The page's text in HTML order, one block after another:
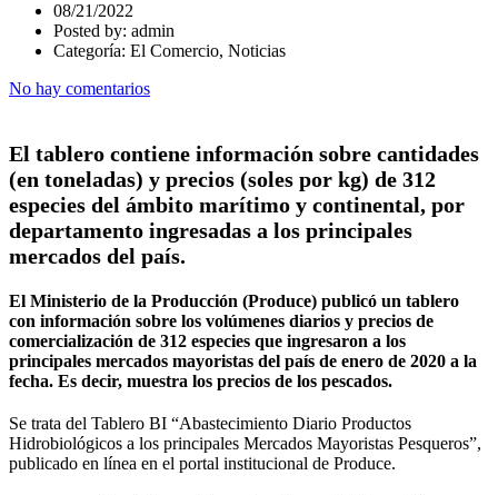
08/21/2022
Posted by: admin
Categoría: El Comercio, Noticias
No hay comentarios
El tablero contiene información sobre cantidades
(en toneladas) y precios (soles por kg) de 312
especies del ámbito marítimo y continental, por
departamento ingresadas a los principales
mercados del país.
El Ministerio de la Producción (Produce) publicó un tablero
con información sobre los volúmenes diarios y precios de
comercialización de 312 especies que ingresaron a los
principales mercados mayoristas del país de enero de 2020 a la
fecha. Es decir, muestra los precios de los pescados.
Se trata del Tablero BI “Abastecimiento Diario Productos
Hidrobiológicos a los principales Mercados Mayoristas Pesqueros”,
publicado en línea en el portal institucional de Produce.